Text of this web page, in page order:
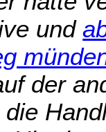
und
der